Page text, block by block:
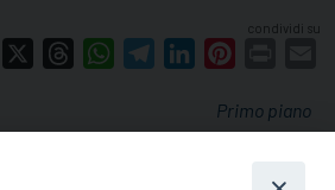
condividi su
Facebook ThreadsWhatsAppTelegramLinkedIn
Primo piano